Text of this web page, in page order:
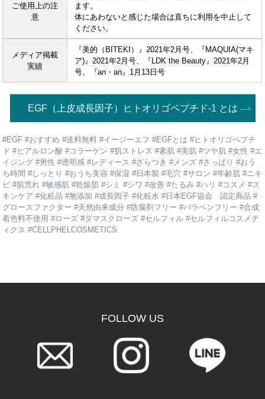
ご使用上の注
意
ます。
体にあわないと感じた場合は直ちに利用を中止して
ください。
メディア掲載
実績
『美的（BITEKI）』2021年2月号、『MAQUIA(マキ
ア)』2021年2月号、『LDK the Beauty』2021年2月
号、『an・an』1月13日号
EGF（上皮成長因子）ヒトオリゴペプチド-1 とは
#EGF #おすすめ #送料無料 #イージーエフ #EGFとは #ヒトオリゴペプチ
ド #ヒアルロン酸 #コラーゲン #肌ストレス #素肌 #美肌 #ツヤ肌 #女性 #エ
イジング #男性 #透明感 #レディース #ざらつき #メンズ #さっぱり #おう
ち時間 #しっとり #おうち美容 #保湿 #日本製 #毛穴 #サロン #年齢肌 #ニキ
ビ #肌荒れ #敏感肌 #乾燥肌 #シミ #シワ #改善 #たるみ #ハリ #コスメ #ス
キンケア #化粧品 #無添加 #成長因子 #化粧水 #日本EGF協会 認定商品 #
グロースファクター #天然由来成分 #防腐剤フリー #パラベンフリー #合成
着色料不使用 #ローズ #ダマスクローズ #セルフィル #セルフィルコスメテ
ィクス #CELLPHELCOSMETICS
FOLLOW US